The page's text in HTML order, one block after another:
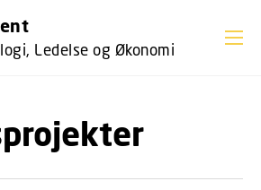
Ledelse og Økonomi